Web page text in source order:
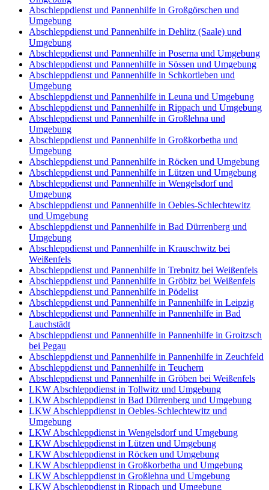
Abschleppdienst und Pannenhilfe in Großgörschen und
Umgebung
Abschleppdienst und Pannenhilfe in Dehlitz (Saale) und
Umgebung
Abschleppdienst und Pannenhilfe in Poserna und Umgebung
Abschleppdienst und Pannenhilfe in Sössen und Umgebung
Abschleppdienst und Pannenhilfe in Schkortleben und
Umgebung
Abschleppdienst und Pannenhilfe in Leuna und Umgebung
Abschleppdienst und Pannenhilfe in Rippach und Umgebung
Abschleppdienst und Pannenhilfe in Großlehna und
Umgebung
Abschleppdienst und Pannenhilfe in Großkorbetha und
Umgebung
Abschleppdienst und Pannenhilfe in Röcken und Umgebung
Abschleppdienst und Pannenhilfe in Lützen und Umgebung
Abschleppdienst und Pannenhilfe in Wengelsdorf und
Umgebung
Abschleppdienst und Pannenhilfe in Oebles-Schlechtewitz
und Umgebung
Abschleppdienst und Pannenhilfe in Bad Dürrenberg und
Umgebung
Abschleppdienst und Pannenhilfe in Krauschwitz bei
Weißenfels
Abschleppdienst und Pannenhilfe in Trebnitz bei Weißenfels
Abschleppdienst und Pannenhilfe in Gröbitz bei Weißenfels
Abschleppdienst und Pannenhilfe in Pödelist
Abschleppdienst und Pannenhilfe in Pannenhilfe in Leipzig
Abschleppdienst und Pannenhilfe in Pannenhilfe in Bad
Lauchstädt
Abschleppdienst und Pannenhilfe in Pannenhilfe in Groitzsch
bei Pegau
Abschleppdienst und Pannenhilfe in Pannenhilfe in Zeuchfeld
Abschleppdienst und Pannenhilfe in Teuchern
Abschleppdienst und Pannenhilfe in Gröben bei Weißenfels
LKW Abschleppdienst in Tollwitz und Umgebung
LKW Abschleppdienst in Bad Dürrenberg und Umgebung
LKW Abschleppdienst in Oebles-Schlechtewitz und
Umgebung
LKW Abschleppdienst in Wengelsdorf und Umgebung
LKW Abschleppdienst in Lützen und Umgebung
LKW Abschleppdienst in Röcken und Umgebung
LKW Abschleppdienst in Großkorbetha und Umgebung
LKW Abschleppdienst in Großlehna und Umgebung
LKW Abschleppdienst in Rippach und Umgebung